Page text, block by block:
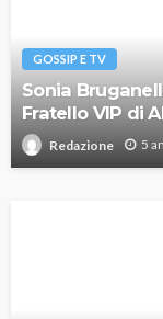
GOSSIP E TV
Sonia
Fratello VIP di
Redazione 5